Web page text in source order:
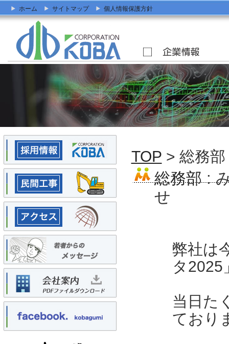
ホーム サイトマップ 個人情報保護方針
TOP > 総務部
総務部:
せ
弊社は
タ2025
当日た
ており